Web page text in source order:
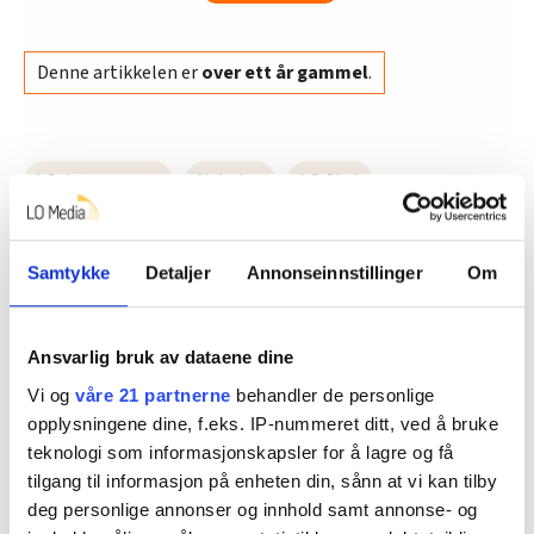
Samtykke Detaljer Annonseinnstillinger Om
Ansvarlig bruk av dataene dine
Vi og våre 21 partnerne behandler de personlige
opplysningene dine, f.eks. IP-nummeret ditt, ved å bruke
teknologi som informasjonskapsler for å lagre og få
tilgang til informasjon på enheten din, sånn at vi kan tilby
deg personlige annonser og innhold samt annonse- og
– Vi trenger en tydelig og sterk organisasjon.
Som skjønner våre medlemmer, våre avtaleverk
problemstillinger. Det er LO Stat som skal ha
ansvar for både staten og Spekter-områdene, sa
Aasen.
Odd Haldgeir Larsen , fra Fagforbundet og
sekretariatet påpekte at vedtaket ble gjort fordi
som helhet.
– Spekter har blitt godt ivaretatt i LO Stat. Men
jeg er ikke bekymret for at LO tar over ansvaret
for forhandlingene i Spekter. Det er i vår egen
interesse at det skal lykkes. Det gir og LO Stat
Denne artikkelen erover ett år gammel.
LO-kongressen Nyheter LO Stat
Vi skriver om de ansatte i alle deler av
jernbanen og busstransport.
Les mer fra oss